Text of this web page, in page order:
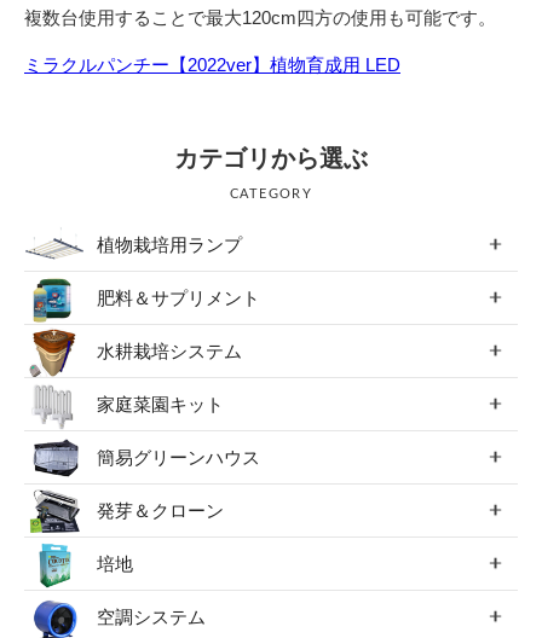
お問い合わせ
営業時間：平日：10～19時／土曜：12～18時
複数台使用することで最大120cm四方の使用も可能です。
ミラクルパンチー【2022ver】植物育成用 LED
カテゴリから選ぶ
CATEGORY
植物栽培用ランプ
肥料＆サプリメント
水耕栽培システム
家庭菜園キット
簡易グリーンハウス
発芽＆クローン
培地
空調システム